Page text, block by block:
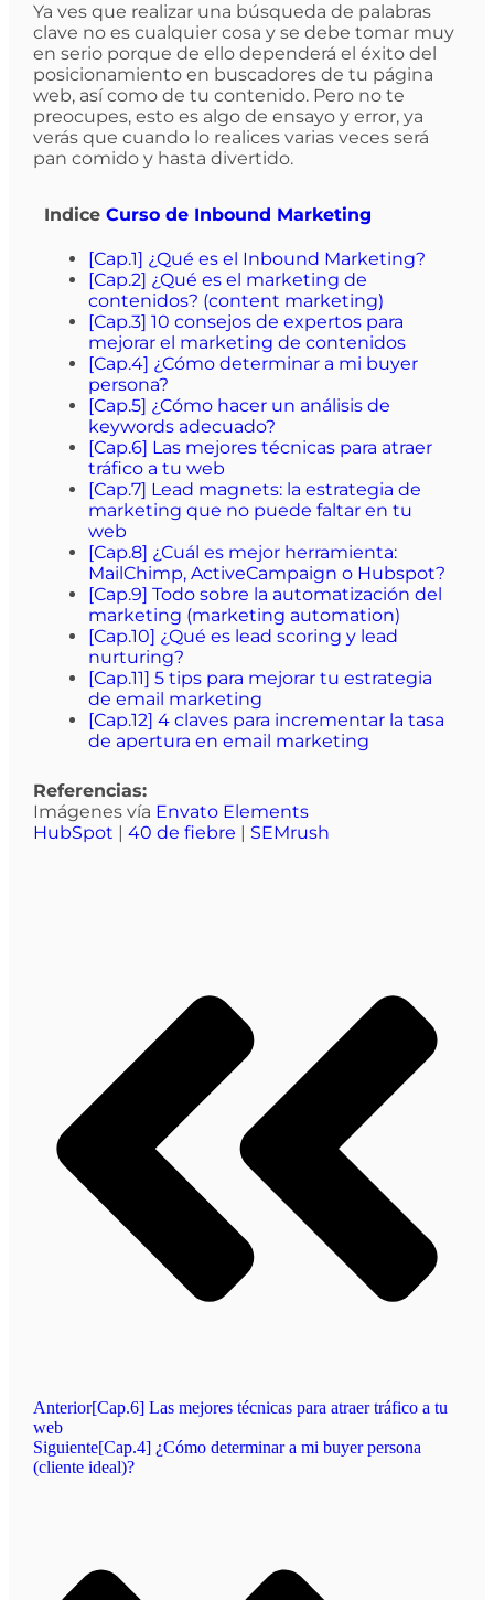
Ya ves que realizar una búsqueda de palabras
clave no es cualquier cosa y se debe tomar muy
en serio porque de ello dependerá el éxito del
posicionamiento en buscadores de tu página
web, así como de tu contenido. Pero no te
preocupes, esto es algo de ensayo y error, ya
verás que cuando lo realices varias veces será
pan comido y hasta divertido.
Indice Curso de Inbound Marketing
[Cap.1] ¿Qué es el Inbound Marketing?
[Cap.2] ¿Qué es el marketing de
contenidos? (content marketing)
[Cap.3] 10 consejos de expertos para
mejorar el marketing de contenidos
[Cap.4] ¿Cómo determinar a mi buyer
persona?
[Cap.5] ¿Cómo hacer un análisis de
keywords adecuado?
[Cap.6] Las mejores técnicas para atraer
tráfico a tu web
[Cap.7] Lead magnets: la estrategia de
marketing que no puede faltar en tu
web
[Cap.8] ¿Cuál es mejor herramienta:
MailChimp, ActiveCampaign o Hubspot?
[Cap.9] Todo sobre la automatización del
marketing (marketing automation)
[Cap.10] ¿Qué es lead scoring y lead
nurturing?
[Cap.11] 5 tips para mejorar tu estrategia
de email marketing
[Cap.12] 4 claves para incrementar la tasa
de apertura en email marketing
Referencias:
Imágenes vía Envato Elements
HubSpot | 40 de fiebre | SEMrush
Anterior[Cap.6] Las mejores técnicas para atraer tráfico a tu
web
Siguiente[Cap.4] ¿Cómo determinar a mi buyer persona
(cliente ideal)?